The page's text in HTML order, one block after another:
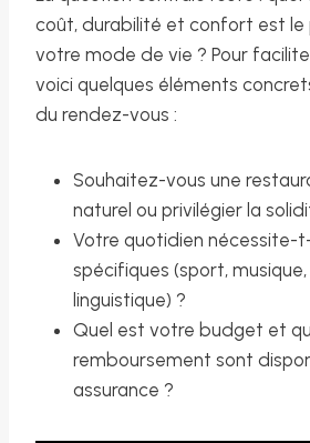
coût, durabilité et confort est le
votre mode de vie ? Pour
voici quelques éléments
du rendez-vous :
Souhaitez-vous une
naturel ou privilégier la
Votre quotidien nécessite-
spécifiques (sport,
linguistique) ?
Quel est votre budget et
remboursement sont
assurance ?